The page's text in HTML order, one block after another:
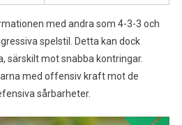
med andra som 4-3-3 och
spelstil. Detta kan dock
särskilt mot snabba kontringar.
med offensiv kraft mot de
sårbarheter.